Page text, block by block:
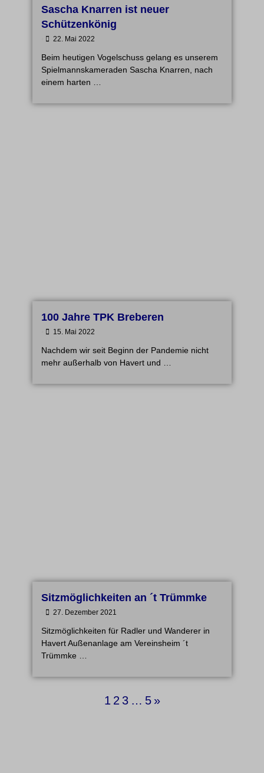
Sascha Knarren ist neuer
Schützenkönig
22. Mai 2022
Beim heutigen Vogelschuss gelang es unserem
Spielmannskameraden Sascha Knarren, nach
einem harten …
100 Jahre TPK Breberen
15. Mai 2022
Nachdem wir seit Beginn der Pandemie nicht
mehr außerhalb von Havert und …
Sitzmöglichkeiten an ´t Trümmke
27. Dezember 2021
Sitzmöglichkeiten für Radler und Wanderer in
Havert Außenanlage am Vereinsheim ´t
Trümmke …
1 2 3 … 5 »